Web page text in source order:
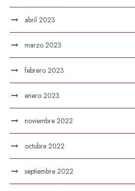
abril 2023
marzo 2023
febrero 2023
enero 2023
noviembre 2022
octubre 2022
septiembre 2022